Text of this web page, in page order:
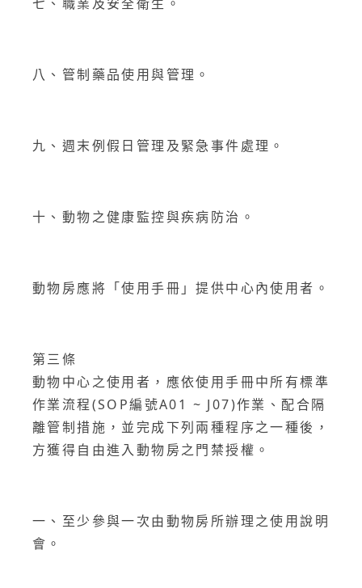
八、管制藥品使用與管理。
九、週末例假日管理及緊急事件處理。
十、動物之健康監控與疾病防治。
動物房應將「使用手冊」提供中心內使用者。
第三條
動物中心之使用者，應依使用手冊中所有標準
作業流程(SOP編號A01 ~ J07)作業、配合隔
離管制措施，並完成下列兩種程序之一種後，
方獲得自由進入動物房之門禁授權。
一、至少參與一次由動物房所辦理之使用說明
會。